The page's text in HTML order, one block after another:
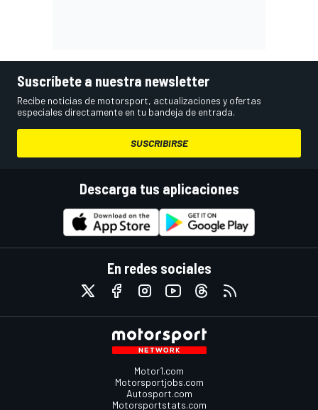
Suscríbete a nuestra newsletter
Recibe noticias de motorsport, actualizaciones y ofertas
especiales directamente en tu bandeja de entrada.
SUSCRIBIRSE
Descarga tus aplicaciones
En redes sociales
Motor1.com
Motorsportjobs.com
Autosport.com
Motorsportstats.com